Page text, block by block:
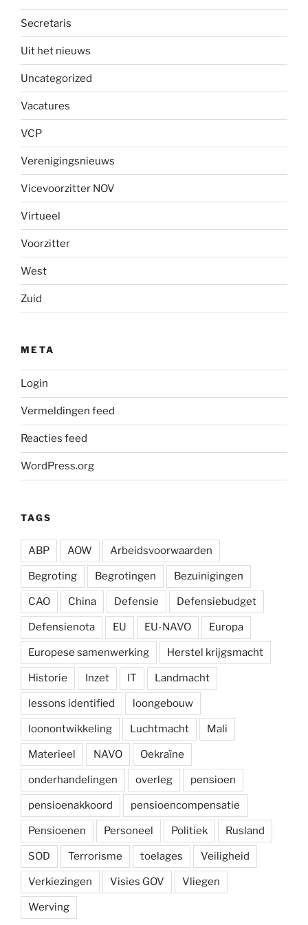
Secretaris
Uit het nieuws
Uncategorized
Vacatures
VCP
Verenigingsnieuws
Vicevoorzitter NOV
Virtueel
Voorzitter
West
Zuid
META
Login
Vermeldingen feed
Reacties feed
WordPress.org
TAGS
ABP AOW Arbeidsvoorwaarden
Begroting Begrotingen Bezuinigingen
CAO China Defensie Defensiebudget
Defensienota EU EU-NAVO Europa
Europese samenwerking Herstel krijgsmacht
Historie Inzet IT Landmacht
lessons identified loongebouw
loonontwikkeling Luchtmacht Mali
Materieel NAVO Oekraïne
onderhandelingen overleg pensioen
pensioenakkoord pensioencompensatie
Pensioenen Personeel Politiek Rusland
SOD Terrorisme toelages Veiligheid
Verkiezingen Visies GOV Vliegen
Werving